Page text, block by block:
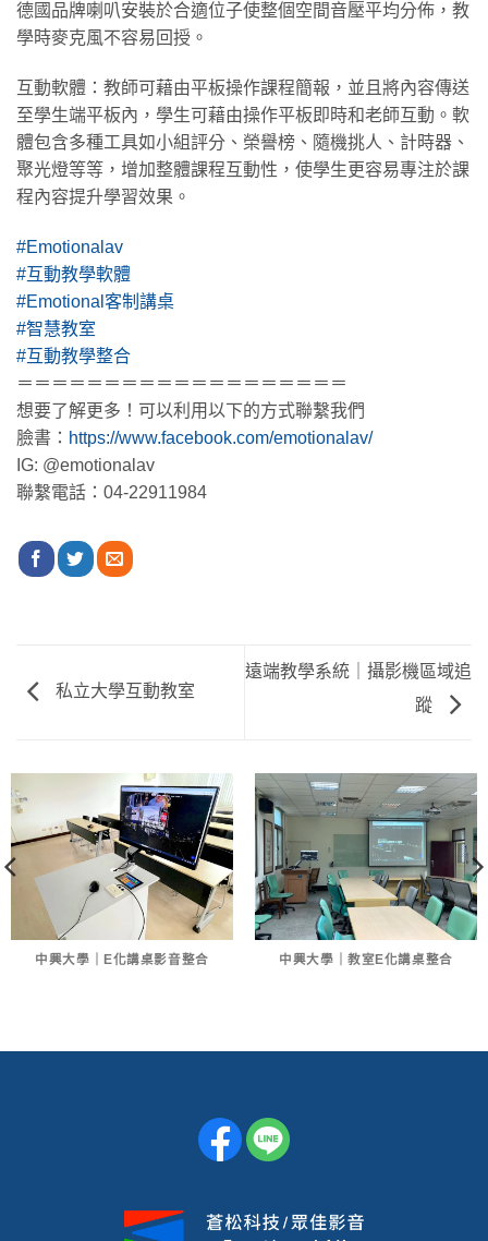
德國品牌喇叭安裝於合適位子使整個空間音壓平均分佈，教
學時麥克風不容易回授。
互動軟體：教師可藉由平板操作課程簡報，並且將內容傳送
至學生端平板內，學生可藉由操作平板即時和老師互動。軟
體包含多種工具如小組評分、榮譽榜、隨機挑人、計時器、
聚光燈等等，增加整體課程互動性，使學生更容易專注於課
程內容提升學習效果。
#Emotionalav
#互動教學軟體
#Emotional客制講桌
#智慧教室
#互動教學整合
＝＝＝＝＝＝＝＝＝＝＝＝＝＝＝＝＝＝＝
想要了解更多！可以利用以下的方式聯繫我們
臉書： https://www.facebook.com/emotionalav/
IG: @emotionalav
聯繫電話：04-22911984
私立大學互動教室
遠端教學系統｜攝影機區域追
蹤
中興大學｜E化講桌影音整合 中興大學｜教室E化講桌整合